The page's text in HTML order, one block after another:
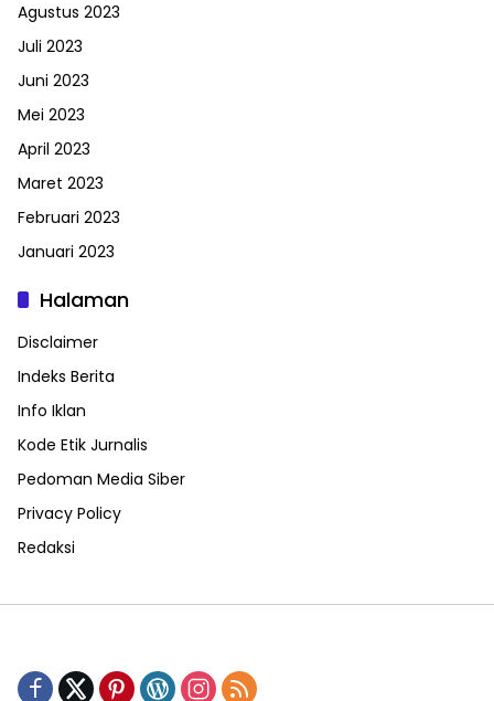
Agustus 2023
Juli 2023
Juni 2023
Mei 2023
April 2023
Maret 2023
Februari 2023
Januari 2023
Halaman
Disclaimer
Indeks Berita
Info Iklan
Kode Etik Jurnalis
Pedoman Media Siber
Privacy Policy
Redaksi